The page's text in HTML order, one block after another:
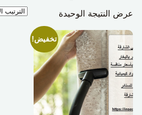
عرض النتيجة الوحيدة
تخفيض!